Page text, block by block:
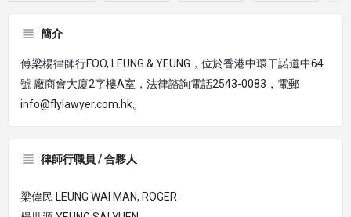
簡介
傅梁楊律師行FOO, LEUNG & YEUNG，位於香港中環干諾道中64
號 廠商會大廈2字樓A室，法律諮詢電話2543-0083，電郵
info@flylawyer.com.hk。
律師行職員 / 合夥人
梁偉民 LEUNG WAI MAN, ROGER